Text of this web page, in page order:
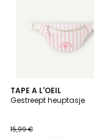
TAPE A L'OEIL
Gestreept heuptasje
15,99 €